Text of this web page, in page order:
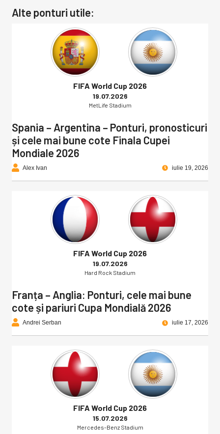
Alte ponturi utile:
FIFA World Cup 2026
19.07.2026
MetLife Stadium
Spania – Argentina – Ponturi, pronosticuri
și cele mai bune cote Finala Cupei
Mondiale 2026
Alex Ivan iulie 19, 2026
FIFA World Cup 2026
19.07.2026
Hard Rock Stadium
Franța – Anglia: Ponturi, cele mai bune
cote și pariuri Cupa Mondială 2026
Andrei Serban iulie 17, 2026
FIFA World Cup 2026
15.07.2026
Mercedes-Benz Stadium